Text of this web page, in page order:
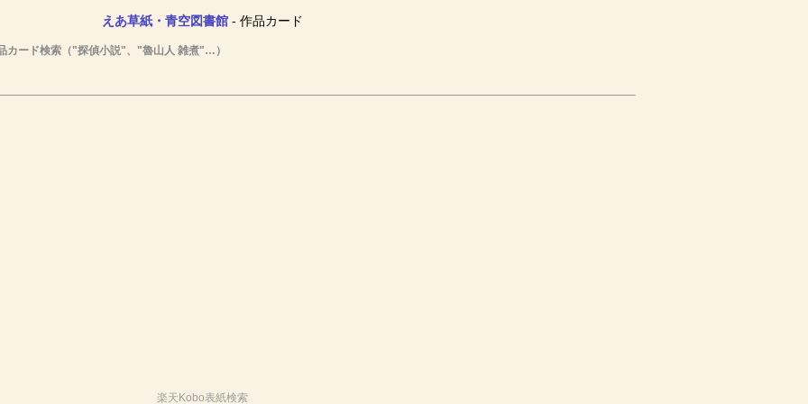
えあ草紙・青空図書館- 作品カード
カード検索（"探偵小説"、"魯山人 雑煮"…）
楽天Kobo表紙検索